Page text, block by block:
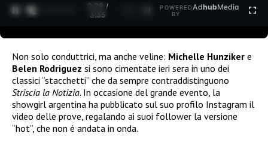
0:30 /
3:35
POWERED
BY
AdhubMedia
Non solo conduttrici, ma anche veline: Michelle Hunziker e
Belen Rodriguez si sono cimentate ieri sera in uno dei
classici “stacchetti” che da sempre contraddistinguono
Striscia la Notizia. In occasione del grande evento, la
showgirl argentina ha pubblicato sul suo profilo Instagram il
video delle prove, regalando ai suoi follower la versione
“hot”, che non è andata in onda.